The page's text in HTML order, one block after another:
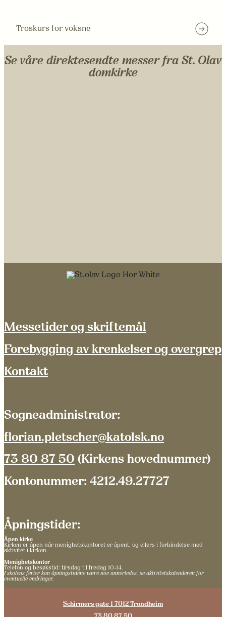
Troskurs for voksne
Se våre direktesendte messer fra St. Olav
domkirke
Messetider og skriftemål
Forebygging av krenkelser og overgrep
Kontakt
Sogneadministrator:
florian.pletscher@katolsk.no
73 80 87 50 (Kirkens hovednummer)
Kontonummer: 4212.49.27727
Åpningstider:
Åpen kirke
Kirken er åpen når menighetskontoret er åpent, og ellers i forbindelse med
aktivitet i kirken.
Menighetskontor
Telefon og besøkstid: tirsdag til fredag 10-14.
I skolens ferier kan åpningstidene være noe annerledes, se aktivitetskalenderen for
eventuelle endringer.
Schirmers gate 1 7012 Trondheim